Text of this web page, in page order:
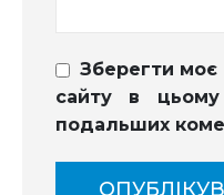
Зберегти моє
сайту в
подальших